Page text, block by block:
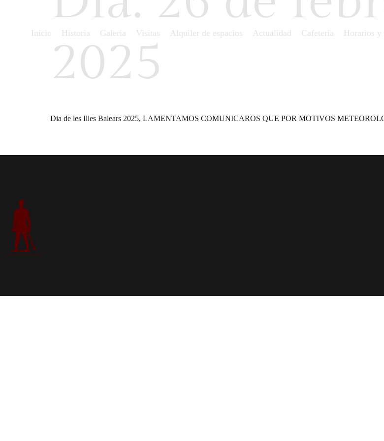
Inicio Historia Galeria Visitas Alquiler de espacios Actualidad Cafeteria Horarios y
2025
Dia de les Illes Balears 2025, LAMENTAMOS COMUNICAROS QUE POR MOTIVOS